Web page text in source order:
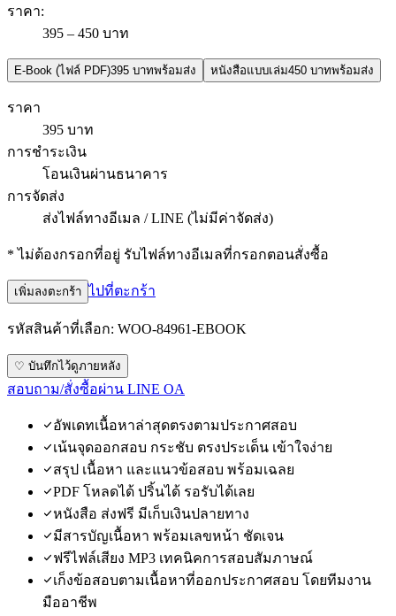
ราคา:
395 – 450 บาท
E-Book (ไฟล์ PDF)395 บาทพร้อมส่ง หนังสือแบบเล่ม450 บาทพร้อมส่ง
ราคา
395 บาท
การชำระเงิน
โอนเงินผ่านธนาคาร
การจัดส่ง
ส่งไฟล์ทางอีเมล / LINE (ไม่มีค่าจัดส่ง)
* ไม่ต้องกรอกที่อยู่ รับไฟล์ทางอีเมลที่กรอกตอนสั่งซื้อ
เพิ่มลงตะกร้า ไปที่ตะกร้า
รหัสสินค้าที่เลือก: WOO-84961-EBOOK
♡ บันทึกไว้ดูภายหลัง
สอบถาม/สั่งซื้อผ่าน LINE OA
อัพเดทเนื้อหาล่าสุดตรงตามประกาศสอบ
เน้นจุดออกสอบ กระชับ ตรงประเด็น เข้าใจง่าย
สรุป เนื้อหา และแนวข้อสอบ พร้อมเฉลย
PDF โหลดได้ ปริ้นได้ รอรับได้เลย
หนังสือ ส่งฟรี มีเก็บเงินปลายทาง
มีสารบัญเนื้อหา พร้อมเลขหน้า ชัดเจน
ฟรีไฟล์เสียง MP3 เทคนิคการสอบสัมภาษณ์
เก็งข้อสอบตามเนื้อหาที่ออกประกาศสอบ โดยทีมงาน
มืออาชีพ